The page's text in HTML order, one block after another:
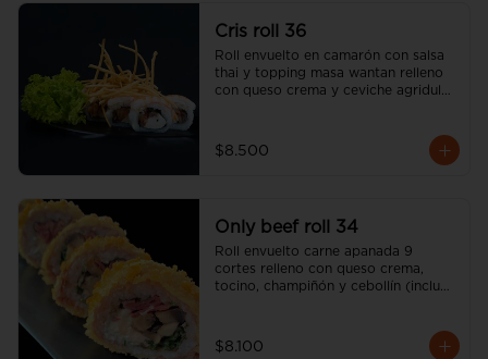
Cris roll 36
Roll envuelto en camarón con salsa
thai y topping masa wantan relleno
con queso crema y ceviche agridulce
$8.500
Only beef roll 34
Roll envuelto carne apanada 9
cortes relleno con queso crema,
tocino, champiñón y cebollín (incluye
$8.100